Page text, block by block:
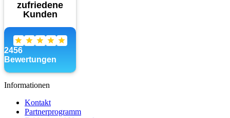
Informationen
Kontakt
Partnerprogramm